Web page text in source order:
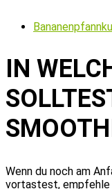
IN
Wenn du noch am
vortastest, empfehle